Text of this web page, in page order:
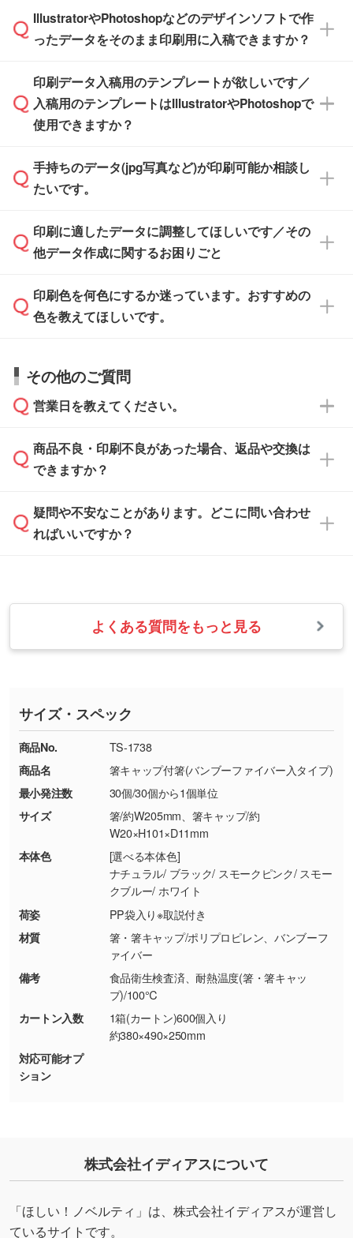
品が決まりましたらお早めのご発注をお願いい
たします。
※土日祝日を除く営業日換算です。
※沖縄・離島は追加日数がかかります。
※化粧箱から白箱への入れ替えや、オリジナル
箱の作成は原則承っておりません。
無料の「デザインシミュレーター」を使えば、
PCやスマホから簡単にデザインを作成できま
ザインソフトがなくても安心です。
また、「データ作成サービス
せいただければ、弊社にて無料でデザインデー
タを1点作成いたします。
IllustratorやPhotoshopなどのデザインソフトで作
ったデータをそのまま印刷用に入稿できますか？
IllustratorやPhotoshop、CLIP STUDIOなどのデ
ザインソフトでこだわりのデザインを作成した
い方は、完全データ入稿
積・ご注文フォームにアップロードしてご入稿
ください。
ご入稿後は経験豊富なスタッフがデータに不備
がないかチェックし、お客様と確認してから印
刷に進みますので、ご安心ください。
印刷データ入稿用のテンプレートが欲しいです／
入稿用のテンプレートはIllustratorやPhotoshopで
使用できますか？
一部商品は入稿用テンプレートのご用意があり
ます。各商品ページの『印刷方法・テンプレー
入稿用のテンプレートはPDF形式ですが、
IllustratorやPhotoshopで開いてご利用いただけ
方」をご確認ください。
手持ちのデータ(jpg写真など)が印刷可能か相談し
たいです。
印刷に適したデータ・解像度かどうか、担当ス
タッフが事前に確認いたします。
ムへ添付いただくか、担当スタッフ宛にメール
でお送りください。
い合わせください。
なお、印刷用データの作り方に関する詳細は、
印刷に適したデータに調整してほしいです／その
他データ作成に関するお困りごと
データ作成でお困りの際には、担当スタッフが
サポートいたしますのでお気軽にご相談くださ
から添付してお送りください。
・解像度の低いデータをトレース/調整してほ
しい
解像度の低い画像や、手書きのイラスト、写真
などを、印刷に適したベクターデータに変換し
・フルカラーデータを1色に変換してほしい
・1色印刷でグラデーションや濃淡を表現した
い
す。→詳しく見る
・コーポレートカラーを使って印刷したい／印
刷色にこだわりがある
DIC・PANTONEなどのカラーチップの指定や、
現物支給による色指定も承っております。→
・背景がある画像からキャラクター部分だけを
使いたいです
シンプルな背景のデータや、使いたいキャラク
ター部分の輪郭がはっきりしているデータは切
り抜き処理が可能です。→
・持っているデータの背景が足りない／塗り足
しの作り方が分からない
印刷したいデータが印刷範囲よりも小さい場
合、シンプルな色・柄の背景であれば拡張が可
能です。→
いたします。配置のご相談にも応じています。
印刷色を何色にするか迷っています。おすすめの
色を教えてほしいです。
相談いただきますと、担当スタッフがお客様の
ご希望や商品の本体色を確認し、印刷色をご提
本体色がブラック、ネイビーなど濃色の場合は
白色か淡い色の印刷色をおすすめしておりま
す。
本体色がナチュラルなど淡色の場合、印刷をく
っきりと目立たせたいときは濃い印刷色が、柔
らかい雰囲気にしたいときは淡い印刷色が映え
また、お選びいただいた印刷色が本体色に合わ
ない場合や仕上がりに影響しそうな場合は、ス
タッフから別の色をご案内することもございま
その他のご質問
営業日を教えてください。
営業日は平日の10:00～18:00で、土日祝日はお
休みとなります。注文・見積・お問い合わせ
速やかに対応いたします。
商品不良・印刷不良があった場合、返品や交換は
できますか？
お手数をお掛けいたしますが、至急担当スタッ
フまでご連絡ください。商品の状況を確認し、
・お届け時に商品が損傷・故障している場合
・ご注文と異なる商品が届いた場合
・印刷不良があった場合
※詳しくは「商品の良品基準について
ください。
【返品・交換ができない場合】
・お客様の元で商品を加工された場合、または
商品が破損した場合
・商品到着後7日以上経過している場合
・お客様のご都合による返品・交換依頼(商
品・色・数量などの注文間違い等)
疑問や不安なことがあります。どこに問い合わせ
ればいいですか？
業日以内に担当スタッフよりメールにてご連絡
いたします。
お急ぎの場合はお電話でのご質問も受け付けて
TEL：0422-29-9911 営業時間10:00～
18:00(土日祝日除く)
お問い合わせフォームはこちら
よくある質問をもっと見る
サイズ・スペック
商品No.
TS-1738
商品名
箸キャップ付箸(バンブーファイバー入タイプ)
最小発注数
30個/30個から1個単位
サイズ
箸/約W205mm、箸キャップ/約
W20×H101×D11mm
本体色
[選べる本体色]
ナチュラル/ ブラック/ スモークピンク/ スモー
クブルー/ ホワイト
荷姿
PP袋入り※取説付き
材質
箸・箸キャップ/ポリプロピレン、バンブーフ
ァイバー
備考
食品衛生検査済、耐熱温度(箸・箸キャッ
プ)/100℃
カートン入数
1箱(カートン)600個入り
約380×490×250mm
対応可能オプ
ション
株式会社イディアスについて
「ほしい！ノベルティ」は、株式会社イディアスが運営し
ているサイトです。